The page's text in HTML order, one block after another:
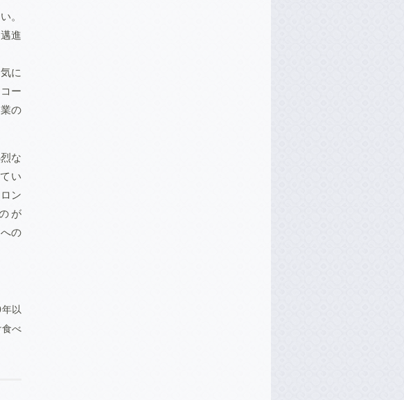
。
進
に
ー
の
な
い
ン
が
の
以
食べ